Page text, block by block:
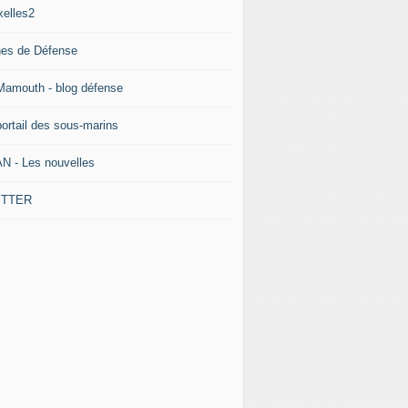
de Défense
- blog défense
des sous-marins
- Les nouvelles